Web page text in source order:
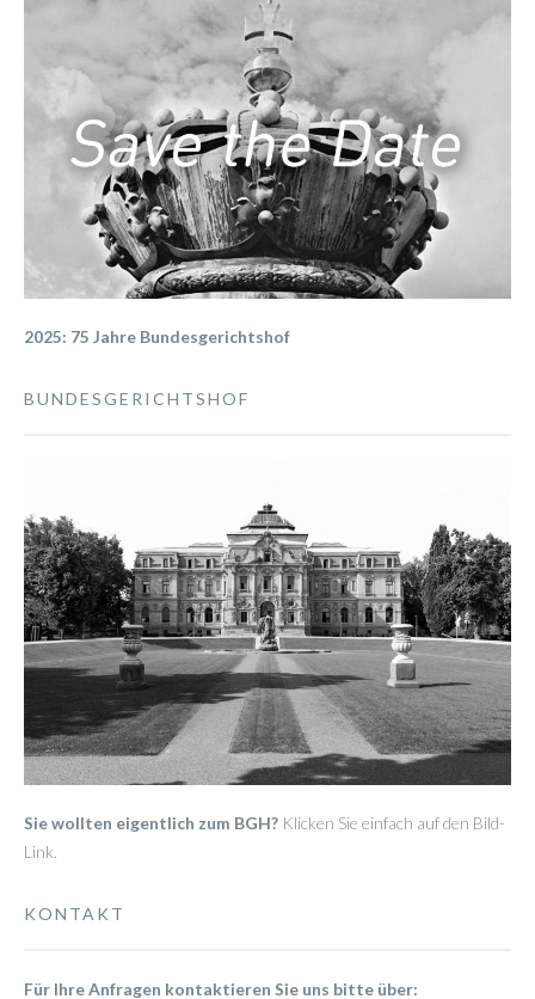
2025: 75 Jahre Bundesgerichtshof
BUNDESGERICHTSHOF
Sie wollten eigentlich zum BGH? Klicken Sie einfach auf den Bild-
Link.
KONTAKT
Für Ihre Anfragen kontaktieren Sie uns bitte über: